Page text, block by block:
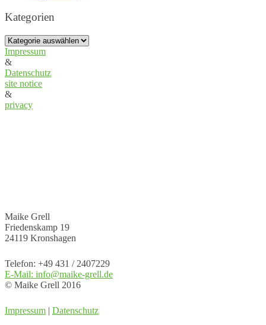
Kategorien
Kategorien
Impressum
&
Datenschutz
site notice
&
privacy
Maike Grell
Friedenskamp 19
24119 Kronshagen
Telefon: +49 431 / 2407229
E-Mail: info@maike-grell.de
© Maike Grell 2016
Impressum | Datenschutz